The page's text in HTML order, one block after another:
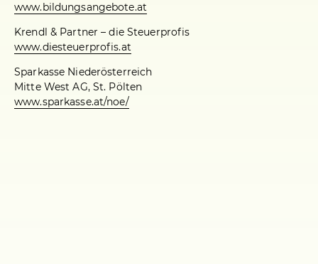
www.bildungsangebote.at
Krendl & Partner – die Steuerprofis
www.diesteuerprofis.at
Sparkasse Niederösterreich
Mitte West AG, St. Pölten
www.sparkasse.at/noe/